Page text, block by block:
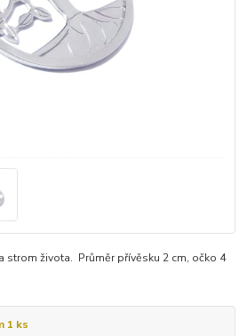
strom života. Průměr přívěsku 2 cm, očko 4
1 ks